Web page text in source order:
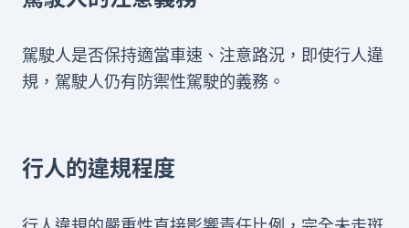
駕駛人是否保持適當車速、注意路況，即使行人違
規，駕駛人仍有防禦性駕駛的義務。
行人的違規程度